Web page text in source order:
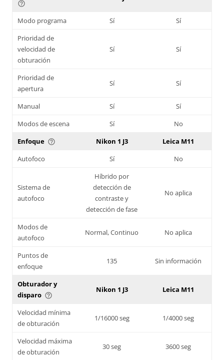
help_outline
Modo programa Sí
Sí
Prioridad de
velocidad de
obturación
Sí Sí
Prioridad de
apertura
Sí Sí
Manual Sí
Sí
Modos de escena
Sí
No
Enfoque help_outline Nikon 1 J3
Leica M11
Autofoco
Sí No
Sistema de
autofoco
Híbrido por
detección de
contraste y
detección de fase
No aplica
Modos de
autofoco
Normal, Continuo No aplica
Puntos de
enfoque
135 Sin información
Obturador y
disparo help_outline
Nikon 1 J3 Leica M11
Velocidad mínima
de obturación
1/16000 seg 1/4000 seg
Velocidad máxima
de obturación
30 seg 3600 seg